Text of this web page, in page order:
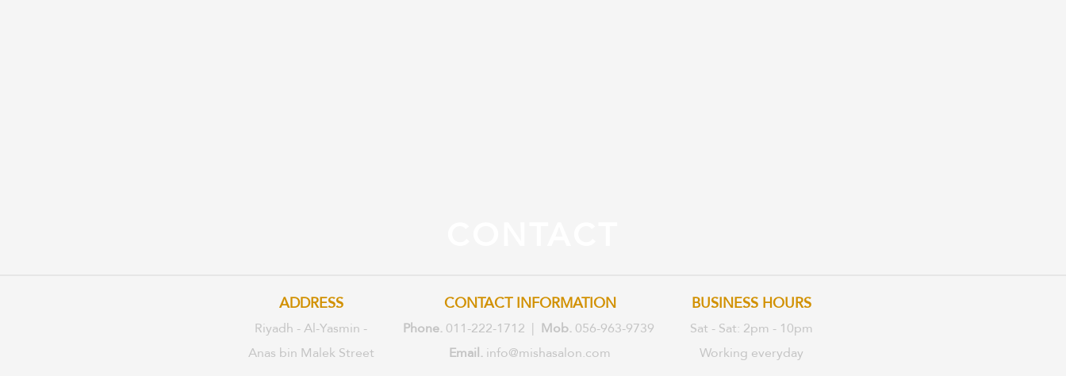
ADDRESS
Riyadh - Al-Yasmin -
Anas bin Malek Street
CONTACT INFORMATION
Phone.011-222-1712 | Mob.056-963-9739
Email.info@mishasalon.com
BUSINESS HOURS
Sat - Sat: 2pm - 10pm
Working everyday